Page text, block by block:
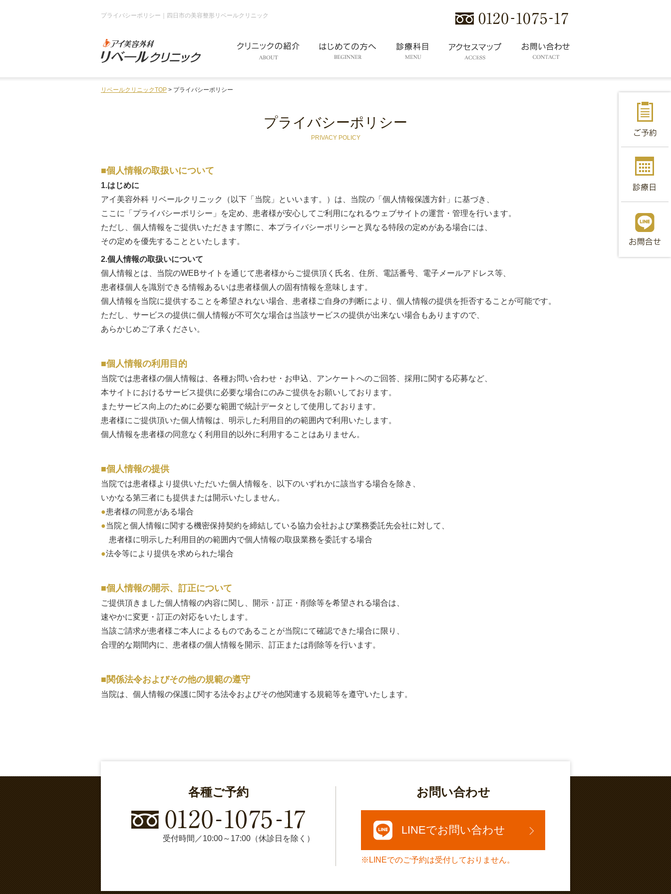
プライバシーポリシー｜四日市の美容整形リベールクリニック
リベールクリニックTOP プライバシーポリシー
プライバシーポリシー
PRIVACY POLICY
個人情報の取扱いについて
1.はじめに
アイ美容外科 リベールクリニック（以下「当院」といいます。）は、当院の「個人情報保護方針」に基づき、
ここに「プライバシーポリシー」を定め、患者様が安心してご利用になれるウェブサイトの運営・管理を行います。
ただし、個人情報をご提供いただきます際に、本プライバシーポリシーと異なる特段の定めがある場合には、
その定めを優先することといたします。
2.個人情報の取扱いについて
個人情報とは、当院のWEBサイトを通じて患者様からご提供頂く氏名、住所、電話番号、電子メールアドレス等、
患者様個人を識別できる情報あるいは患者様個人の固有情報を意味します。
個人情報を当院に提供することを希望されない場合、患者様ご自身の判断により、個人情報の提供を拒否することが可能です。
ただし、サービスの提供に個人情報が不可欠な場合は当該サービスの提供が出来ない場合もありますので、
あらかじめご了承ください。
個人情報の利用目的
当院では患者様の個人情報は、各種お問い合わせ・お申込、アンケートへのご回答、採用に関する応募など、
本サイトにおけるサービス提供に必要な場合にのみご提供をお願いしております。
またサービス向上のために必要な範囲で統計データとして使用しております。
患者様にご提供頂いた個人情報は、明示した利用目的の範囲内で利用いたします。
個人情報を患者様の同意なく利用目的以外に利用することはありません。
個人情報の提供
当院では患者様より提供いただいた個人情報を、以下のいずれかに該当する場合を除き、
いかなる第三者にも提供または開示いたしません。
患者様の同意がある場合
当院と個人情報に関する機密保持契約を締結している協力会社および業務委託先会社に対して、
患者様に明示した利用目的の範囲内で個人情報の取扱業務を委託する場合
法令等により提供を求められた場合
個人情報の開示、訂正について
ご提供頂きました個人情報の内容に関し、開示・訂正・削除等を希望される場合は、
速やかに変更・訂正の対応をいたします。
当該ご請求が患者様ご本人によるものであることが当院にて確認できた場合に限り、
合理的な期間内に、患者様の個人情報を開示、訂正または削除等を行います。
関係法令およびその他の規範の遵守
当院は、個人情報の保護に関する法令およびその他関連する規範等を遵守いたします。
各種ご予約
受付時間／10:00～17:00（休診日を除く）
お問い合わせ
LINEでお問い合わせ
LINEでのご予約は受付しておりません。